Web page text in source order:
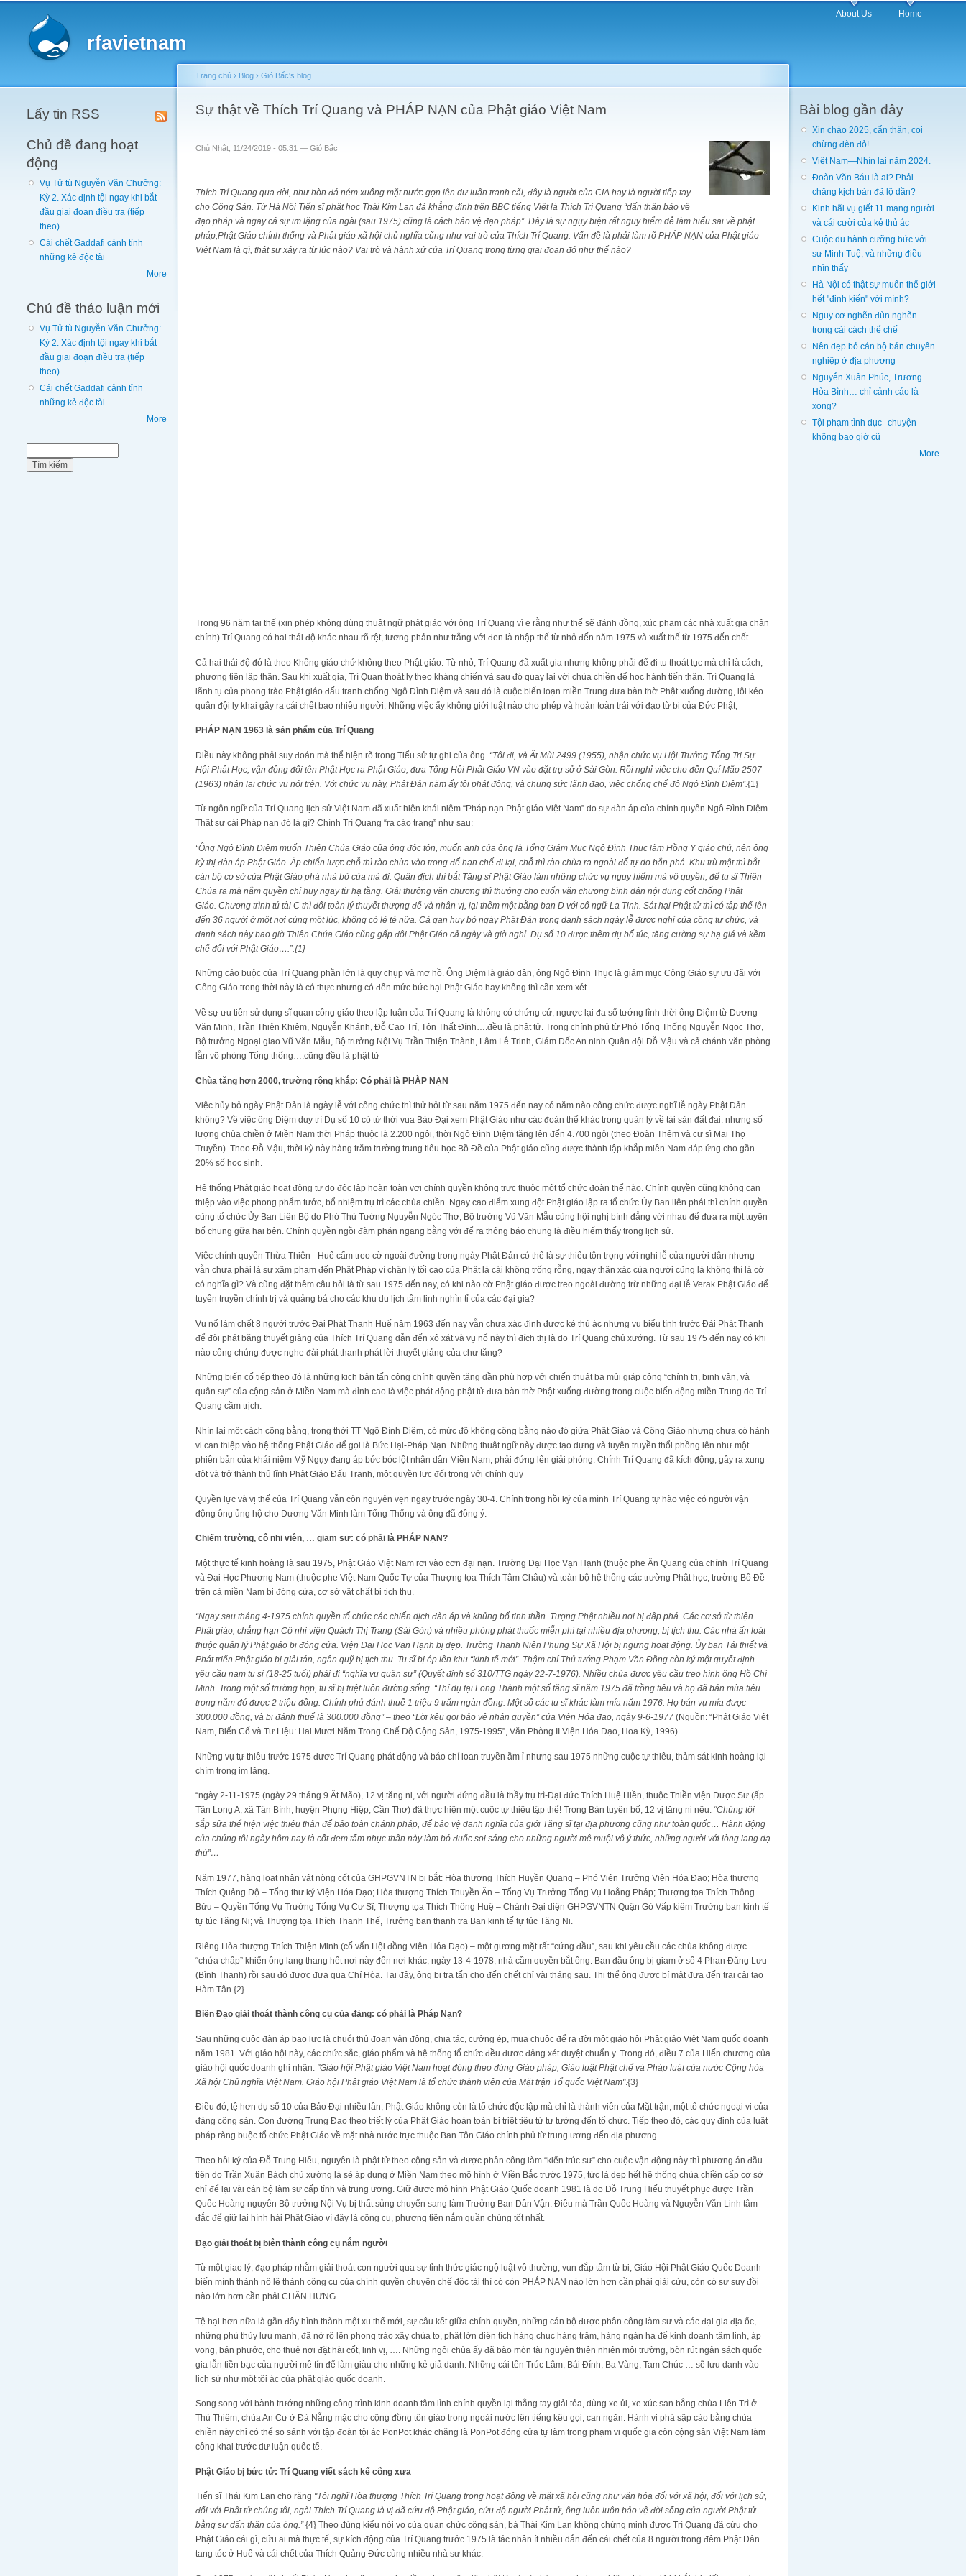
rfavietnam
About Us Home
Lấy tin RSS
Chủ đề đang hoạt
động
Vụ Tử tù Nguyễn Văn Chưởng:
Kỳ 2. Xác định tội ngay khi bắt
đầu giai đoạn điều tra (tiếp
theo)
Cái chết Gaddafi cảnh tỉnh
những kẻ độc tài
More
Chủ đề thảo luận mới
Vụ Tử tù Nguyễn Văn Chưởng:
Kỳ 2. Xác định tội ngay khi bắt
đầu giai đoạn điều tra (tiếp
theo)
Cái chết Gaddafi cảnh tỉnh
những kẻ độc tài
More
You are here
Trang chủ › Blog › Gió Bấc's blog
Sự thật về Thích Trí Quang và PHÁP NẠN của Phật giáo Việt Nam
Chủ Nhật, 11/24/2019 - 05:31 — Gió Bấc
Thích Trí Quang qua đời, như hòn đá ném xuống mặt nước gợn lên dư luận tranh cãi, đây là người của CIA hay là người tiếp tay
cho Cộng Sản. Từ Hà Nội Tiến sĩ phật học Thái Kim Lan đã khẳng định trên BBC tiếng Việt là Thích Trí Quang “dấn thân bảo vệ
đạo pháp và ngay cả sự im lặng của ngài (sau 1975) cũng là cách bảo vệ đạo pháp”. Đây là sự ngụy biện rất nguy hiểm dễ làm hiểu sai về phật
pháp,Phật Giáo chính thống và Phật giáo xã hội chủ nghĩa cũng như vai trò của Thích Trí Quang. Vấn đề là phải làm rõ PHÁP NẠN của Phật giáo
Việt Nam là gì, thật sự xảy ra từ lúc nào? Vai trò và hành xử của Trí Quang trong từng giai đoạn đó như thế nào?
Trong 96 năm tại thế (xin phép không dùng thuật ngữ phật giáo với ông Trí Quang vì e rằng như thế sẽ đánh đồng, xúc phạm các nhà xuất gia chân
chính) Trí Quang có hai thái độ khác nhau rõ rệt, tương phản như trắng với đen là nhập thế từ nhỏ đến năm 1975 và xuất thế từ 1975 đến chết.
Cả hai thái độ đó là theo Khổng giáo chứ không theo Phật giáo. Từ nhỏ, Trí Quang đã xuất gia nhưng không phải để đi tu thoát tục mà chỉ là cách,
phương tiện lập thân. Sau khi xuất gia, Trí Quan thoát ly theo kháng chiến và sau đó quay lại với chùa chiền để học hành tiến thân. Trí Quang là
lãnh tụ của phong trào Phật giáo đấu tranh chống Ngô Đình Diệm và sau đó là cuộc biến loạn miền Trung đưa bàn thờ Phật xuống đường, lôi kéo
quân đội ly khai gây ra cái chết bao nhiêu người. Những việc ấy không giới luật nào cho phép và hoàn toàn trái với đạo từ bi của Đức Phật,
PHÁP NẠN 1963 là sản phẩm của Trí Quang
Điều này không phải suy đoán mà thể hiện rõ trong Tiểu sử tự ghi của ông. “Tôi đi, và Ất Mùi 2499 (1955), nhận chức vụ Hội Trưởng Tổng Trị Sự
Hội Phật Học, vận động đổi tên Phật Học ra Phật Giáo, đưa Tổng Hội Phật Giáo VN vào đặt trụ sở ở Sài Gòn. Rồi nghỉ việc cho đến Quí Mão 2507
(1963) nhận lại chức vụ nói trên. Với chức vụ này, Phật Đản năm ấy tôi phát động, và chung sức lãnh đạo, việc chống chế độ Ngô Đình Diệm”.{1}
Từ ngôn ngữ của Trí Quang lịch sử Việt Nam đã xuất hiện khái niệm “Pháp nạn Phật giáo Việt Nam” do sự đàn áp của chính quyền Ngô Đình Diệm.
Thật sự cái Pháp nạn đó là gì? Chính Trí Quang “ra cáo trạng” như sau:
“Ông Ngô Đình Diệm muốn Thiên Chúa Giáo của ông độc tôn, muốn anh của ông là Tổng Giám Mục Ngô Đình Thục làm Hồng Y giáo chủ, nên ông
kỳ thị đàn áp Phật Giáo. Ấp chiến lược chỗ thì rào chùa vào trong để hạn chế đi lại, chỗ thì rào chùa ra ngoài để tự do bắn phá. Khu trù mật thì bắt
cán bộ cơ sở của Phật Giáo phá nhà bỏ của mà đi. Quân địch thì bắt Tăng sĩ Phật Giáo làm những chức vụ nguy hiểm mà vô quyền, để tu sĩ Thiên
Chúa ra mà nắm quyền chỉ huy ngay từ hạ tầng. Giải thưởng văn chương thì thưởng cho cuốn văn chương bình dân nội dung cốt chống Phật
Giáo. Chương trình tú tài C thì đổi toàn lý thuyết thượng đế và nhân vị, lại thêm một bằng ban D với cổ ngữ La Tinh. Sát hại Phật tử thì có tập thể lên
đến 36 người ở một nơi cùng một lúc, không cò lẻ tẻ nữa. Cả gan huy bỏ ngày Phật Đản trong danh sách ngày lễ được nghỉ của công tư chức, và
danh sách này bao giờ Thiên Chúa Giáo cũng gấp đôi Phật Giáo cả ngày và giờ nghỉ. Dụ số 10 được thêm dụ bổ túc, tăng cường sự hạ giá và kềm
chế đối với Phật Giáo….”.{1}
Những cáo buộc của Trí Quang phần lớn là quy chụp và mơ hồ. Ông Diệm là giáo dân, ông Ngô Đình Thục là giám mục Công Giáo sự ưu đãi với
Công Giáo trong thời này là có thực nhưng có đến mức bức hại Phật Giáo hay không thì cần xem xét.
Về sự ưu tiên sử dụng sĩ quan công giáo theo lập luận của Trí Quang là không có chứng cứ, ngược lại đa số tướng lĩnh thời ông Diệm từ Dương
Văn Minh, Trần Thiện Khiêm, Nguyễn Khánh, Đỗ Cao Trí, Tôn Thất Đính….đều là phật tử. Trong chính phủ từ Phó Tổng Thống Nguyễn Ngọc Thơ,
Bộ trưởng Ngoại giao Vũ Văn Mẫu, Bộ trưởng Nội Vụ Trần Thiện Thành, Lâm Lễ Trinh, Giám Đốc An ninh Quân đội Đỗ Mậu và cả chánh văn phòng
lẫn võ phòng Tổng thống….cũng đều là phật tử
Chùa tăng hơn 2000, trường rộng khắp: Có phải là PHÀP NẠN
Việc hủy bỏ ngày Phật Đản là ngày lễ với công chức thì thử hỏi từ sau năm 1975 đến nay có năm nào công chức được nghĩ lễ ngày Phật Đản
không? Về việc ông Diệm duy trì Dụ số 10 có từ thời vua Bảo Đại xem Phật Giáo như các đoàn thể khác trong quản lý về tài sản đất đai. nhưng số
lượng chùa chiền ở Miền Nam thời Pháp thuộc là 2.200 ngôi, thời Ngô Đình Diệm tăng lên đến 4.700 ngôi (theo Đoàn Thêm và cư sĩ Mai Thọ
Truyền). Theo Đỗ Mậu, thời kỳ này hàng trăm trường trung tiểu học Bồ Đề của Phật giáo cũng được thành lập khắp miền Nam đáp ứng cho gần
20% số học sinh.
Hệ thống Phật giáo hoạt động tự do độc lập hoàn toàn vơi chính quyền không trực thuộc một tổ chức đoàn thể nào. Chính quyền cũng không can
thiệp vào việc phong phẩm tước, bổ nhiệm trụ trì các chùa chiền. Ngay cao điểm xung đột Phật giáo lập ra tổ chức Ủy Ban liên phái thì chính quyền
cũng tổ chức Ủy Ban Liên Bộ do Phó Thủ Tướng Nguyễn Ngóc Thơ, Bộ trưởng Vũ Văn Mẫu cùng hội nghị bình đẳng với nhau để đưa ra một tuyên
bố chung gữa hai bên. Chính quyền ngồi đàm phán ngang bằng với để ra thông báo chung là điều hiếm thấy trong lịch sử.
Việc chính quyền Thừa Thiên - Huế cấm treo cờ ngoài đường trong ngày Phật Đản có thể là sự thiếu tôn trọng với nghi lễ của người dân nhưng
vẫn chưa phải là sự xâm phạm đến Phật Pháp vì chân lý tối cao của Phật là cái không trống rỗng, ngay thân xác của người cũng là không thì lá cờ
có nghĩa gì? Và cũng đặt thêm câu hỏi là từ sau 1975 đến nay, có khi nào cờ Phật giáo được treo ngoài đường trừ những đại lễ Verak Phật Giáo để
tuyên truyền chính trị và quảng bá cho các khu du lịch tâm linh nghìn tỉ của các đại gia?
Vụ nổ làm chết 8 người trước Đài Phát Thanh Huế năm 1963 đến nay vẫn chưa xác định được kẻ thủ ác nhưng vụ biểu tình trước Đài Phát Thanh
để đòi phát băng thuyết giảng của Thích Trí Quang dẫn đến xô xát và vụ nổ này thì đích thị là do Trí Quang chủ xướng. Từ sau 1975 đến nay có khi
nào công chúng được nghe đài phát thanh phát lời thuyết giảng của chư tăng?
Những biến cố tiếp theo đó là những kịch bản tấn công chính quyền tăng dần phù hợp với chiến thuật ba mủi giáp công “chính trị, binh vận, và
quân sự” của cộng sản ở Miền Nam mà đỉnh cao là việc phát động phật tử đưa bàn thờ Phật xuống đường trong cuộc biến động miền Trung do Trí
Quang cầm trịch.
Nhìn lại một cách công bằng, trong thời TT Ngô Đình Diệm, có mức độ không công bằng nào đó giữa Phật Giáo và Công Giáo nhưng chưa có hành
vi can thiệp vào hệ thống Phật Giáo để gọi là Bức Hại-Pháp Nạn. Những thuật ngữ này được tạo dựng và tuyên truyền thổi phồng lên như một
phiên bản của khái niệm Mỹ Ngụy đang áp bức bóc lột nhân dân Miền Nam, phải đứng lên giải phóng. Chính Trí Quang đã kích động, gây ra xung
đột và trở thành thủ lĩnh Phật Giáo Đấu Tranh, một quyền lực đối trọng với chính quy
Quyền lực và vị thế của Trí Quang vẫn còn nguyên vẹn ngay trước ngày 30-4. Chính trong hồi ký của mình Trí Quang tự hào việc có người vận
động ông ủng hộ cho Dương Văn Minh làm Tổng Thống và ông đã đồng ý.
Chiếm trường, cô nhi viên, … giam sư: có phải là PHÁP NẠN?
Một thực tế kinh hoàng là sau 1975, Phật Giáo Việt Nam rơi vào cơn đại nạn. Trường Đại Học Vạn Hạnh (thuộc phe Ấn Quang của chính Trí Quang
và Đại Học Phương Nam (thuộc phe Việt Nam Quốc Tự của Thượng tọa Thích Tâm Châu) và toàn bộ hệ thống các trường Phật học, trường Bồ Đề
trên cả miền Nam bị đóng cửa, cơ sở vật chất bị tịch thu.
“Ngay sau tháng 4-1975 chính quyền tổ chức các chiến dịch đàn áp và khủng bố tinh thần. Tượng Phật nhiều nơi bị đập phá. Các cơ sở từ thiện
Phật giáo, chẳng hạn Cô nhi viện Quách Thị Trang (Sài Gòn) và nhiều phòng phát thuốc miễn phí tại nhiều địa phương, bị tịch thu. Các nhà ấn loát
thuộc quản lý Phật giáo bị đóng cửa. Viện Đại Học Vạn Hạnh bị dẹp. Trường Thanh Niên Phụng Sự Xã Hội bị ngưng hoạt động. Ủy ban Tái thiết và
Phát triển Phật giáo bị giải tán, ngân quỹ bị tịch thu. Tu sĩ bị ép lên khu “kinh tế mới”. Thậm chí Thủ tướng Phạm Văn Đồng còn ký một quyết định
yêu cầu nam tu sĩ (18-25 tuổi) phải đi “nghĩa vụ quân sự” (Quyết định số 310/TTG ngày 22-7-1976). Nhiều chùa được yêu cầu treo hình ông Hồ Chí
Minh. Trong một số trường hợp, tu sĩ bị triệt luôn đường sống. “Thí dụ tại Long Thành một số tăng sĩ năm 1975 đã trồng tiêu và họ đã bán mùa tiêu
trong năm đó được 2 triệu đồng. Chính phủ đánh thuế 1 triệu 9 trăm ngàn đồng. Một số các tu sĩ khác làm mía năm 1976. Họ bán vụ mía được
300.000 đồng, và bị đánh thuế là 300.000 đồng” – theo “Lời kêu gọi bảo vệ nhân quyền” của Viện Hóa đạo, ngày 9-6-1977 (Nguồn: “Phật Giáo Việt
Nam, Biến Cố và Tư Liệu: Hai Mươi Năm Trong Chế Ðộ Cộng Sản, 1975-1995”, Văn Phòng II Viện Hóa Ðạo, Hoa Kỳ, 1996)
Những vụ tự thiêu trước 1975 đươc Trí Quang phát động và báo chí loan truyền ầm ỉ nhưng sau 1975 những cuộc tự thiêu, thảm sát kinh hoàng lại
chìm trong im lặng.
“ngày 2-11-1975 (ngày 29 tháng 9 Ất Mão), 12 vị tăng ni, với người đứng đầu là thầy trụ trì-Đại đức Thích Huệ Hiền, thuộc Thiền viện Dược Sư (ấp
Tân Long A, xã Tân Bình, huyện Phụng Hiệp, Cần Thơ) đã thực hiện một cuộc tự thiêu tập thể! Trong Bản tuyên bố, 12 vị tăng ni nêu: “Chúng tôi
sắp sửa thể hiện việc thiêu thân để bảo toàn chánh pháp, để bảo vệ danh nghĩa của giới Tăng sĩ tại địa phương cũng như toàn quốc… Hành động
của chúng tôi ngày hôm nay là cốt đem tấm nhục thân này làm bó đuốc soi sáng cho những người mê muội vô ý thức, những người với lòng lang dạ
thú”…
Năm 1977, hàng loạt nhân vật nòng cốt của GHPGVNTN bị bắt: Hòa thượng Thích Huyền Quang – Phó Viện Trưởng Viện Hóa Đạo; Hòa thượng
Thích Quảng Độ – Tổng thư ký Viện Hóa Đạo; Hòa thượng Thích Thuyền Ấn – Tổng Vụ Trưởng Tổng Vụ Hoằng Pháp; Thượng tọa Thích Thông
Bửu – Quyền Tổng Vụ Trưởng Tổng Vụ Cư Sĩ; Thượng tọa Thích Thông Huệ – Chánh Đại diện GHPGVNTN Quận Gò Vấp kiêm Trưởng ban kinh tế
tự túc Tăng Ni; và Thượng tọa Thích Thanh Thế, Trưởng ban thanh tra Ban kinh tế tự túc Tăng Ni.
Riêng Hòa thượng Thích Thiện Minh (cố vấn Hội đồng Viện Hóa Đạo) – một gương mặt rất “cứng đầu”, sau khi yêu cầu các chùa không được
“chứa chấp” khiến ông lang thang hết nơi này đến nơi khác, ngày 13-4-1978, nhà cầm quyền bắt ông. Ban đầu ông bị giam ở số 4 Phan Đăng Lưu
(Bình Thạnh) rồi sau đó được đưa qua Chí Hòa. Tại đây, ông bị tra tấn cho đến chết chỉ vài tháng sau. Thi thể ông được bí mật đưa đến trại cải tạo
Hàm Tân {2}
Biến Đạo giải thoát thành công cụ của đảng: có phải là Pháp Nạn?
Sau những cuộc đàn áp bạo lực là chuổi thủ đoạn vận động, chia tác, cưởng ép, mua chuộc để ra đời một giáo hội Phật giáo Việt Nam quốc doanh
năm 1981. Với giáo hội này, các chức sắc, giáo phẩm và hệ thống tổ chức đều đươc đảng xét duyệt chuẩn y. Trong đó, điều 7 của Hiến chương của
giáo hội quốc doanh ghi nhận: "Giáo hội Phật giáo Việt Nam hoạt động theo đúng Giáo pháp, Giáo luật Phật chế và Pháp luật của nước Cộng hòa
Xã hội Chủ nghĩa Việt Nam. Giáo hội Phật giáo Việt Nam là tổ chức thành viên của Mặt trận Tổ quốc Việt Nam".{3}
Điều đó, tệ hơn dụ số 10 của Bảo Đại nhiều lần, Phật Giáo không còn là tổ chức độc lập mà chỉ là thành viên của Mặt trận, một tổ chức ngoại vi của
đảng cộng sản. Con đường Trung Đạo theo triết lý của Phật Giáo hoàn toàn bị triệt tiêu từ tư tưởng đến tổ chức. Tiếp theo đó, các quy đinh của luật
pháp ràng buộc tổ chức Phật Giáo về mặt nhà nước trực thuộc Ban Tôn Giáo chính phủ từ trung ương đến địa phương.
Theo hồi ký của Đỗ Trung Hiếu, nguyên là phật tử theo cộng sản và được phân công làm “kiến trúc sư” cho cuộc vận động này thì phương án đầu
tiên do Trần Xuân Bách chủ xướng là sẽ áp dụng ở Miền Nam theo mô hình ở Miền Bắc trước 1975, tức là dẹp hết hệ thống chùa chiền cấp cơ sở
chỉ để lại vài cán bộ làm sư cấp tỉnh và trung ương. Giữ đươc mô hình Phật Giáo Quốc doanh 1981 là do Đỗ Trung Hiếu thuyết phục được Trần
Quốc Hoàng nguyên Bộ trưởng Nội Vụ bị thất sủng chuyển sang làm Trưởng Ban Dân Vận. Điều mà Trần Quốc Hoàng và Nguyễn Văn Linh tâm
đắc để giữ lại hình hài Phật Giáo vì đây là công cụ, phương tiện nắm quần chúng tốt nhất.
Đạo giải thoát bị biên thành công cụ nắm người
Từ một giao lý, đạo pháp nhằm giải thoát con người qua sự tỉnh thức giác ngộ luật vô thường, vun đắp tâm từ bi, Giáo Hội Phật Giáo Quốc Doanh
biến mình thành nô lệ thành công cụ của chính quyền chuyên chế độc tài thì có còn PHÁP NẠN nào lớn hơn cần phải giải cứu, còn có sự suy đồi
nào lớn hơn cần phải CHẤN HƯNG.
Tệ hại hơn nữa là gần đây hình thành một xu thế mới, sự câu kết giữa chính quyền, những cán bộ được phân công làm sư và các đại gia địa ốc,
những phù thủy lưu manh, đã nở rộ lên phong trào xây chùa to, phật lớn diện tích hàng chục hàng trăm, hàng ngàn ha để kinh doanh tâm linh, áp
vong, bán phước, cho thuê nơi đặt hài cốt, linh vị, …. Những ngôi chùa ấy đã bào mòn tài nguyên thiên nhiên môi trường, bòn rút ngân sách quốc
gia lẫn tiền bạc của người mê tín để làm giàu cho những kẻ giả danh. Những cái tên Trúc Lâm, Bái Đính, Ba Vàng, Tam Chúc … sẽ lưu danh vào
lịch sử như một tội ác của phật giáo quốc doanh.
Song song với bành trướng những công trình kinh doanh tâm lình chính quyền lại thằng tay giải tỏa, dùng xe ủi, xe xúc san bằng chùa Liên Trì ở
Thủ Thiêm, chùa An Cư ở Đà Nẵng mặc cho cộng đồng tôn giáo trong ngoài nước lên tiếng kêu gọi, can ngăn. Hành vi phá sập cào bằng chùa
chiền này chỉ có thể so sánh với tập đoàn tội ác PonPot khác chăng là PonPot đóng cửa tự làm trong phạm vi quốc gia còn cộng sản Việt Nam làm
công khai trước dư luận quốc tế.
Phật Giáo bị bức tử: Trí Quang viết sách kể công xưa
Tiến sĩ Thái Kim Lan cho răng "Tôi nghĩ Hòa thượng Thích Trí Quang trong hoạt động về mặt xã hội cũng như văn hóa đối với xã hội, đối với lịch sử,
đối với Phật tử chúng tôi, ngài Thích Trí Quang là vị đã cứu độ Phật giáo, cứu độ người Phật tử, ông luôn luôn bảo vệ đời sống của người Phật tử
bằng sự dấn thân của ông.”{4} Theo đúng kiểu nói vo của quan chức cộng sản, bà Thái Kim Lan không chứng minh đươc Trí Quang đã cứu cho
Phật Giáo cái gì, cứu ai mà thực tế, sự kích động của Trí Quang trước 1975 là tác nhân ít nhiều dẫn đến cái chết của 8 người trong đêm Phật Đản
tang tóc ở Huế và cái chết của Thích Quảng Đức cùng nhiều nhà sư khác.
Bài blog gần đây
Xin chào 2025, cẩn thận, coi
chừng đèn đỏ!
Việt Nam—Nhìn lại năm 2024.
Đoàn Văn Báu là ai? Phải
chăng kịch bản đã lộ dần?
Kinh hãi vụ giết 11 mạng người
và cái cười của kẻ thủ ác
Cuộc du hành cưỡng bức với
sư Minh Tuệ, và những điều
nhìn thấy
Hà Nội có thật sự muốn thế giới
hết "định kiến" với mình?
Nguy cơ nghẽn đùn nghẽn
trong cải cách thể chế
Nên dẹp bỏ cán bộ bán chuyên
nghiệp ở địa phương
Nguyễn Xuân Phúc, Trương
Hòa Bình… chỉ cảnh cáo là
xong?
Tội phạm tình dục--chuyện
không bao giờ cũ
More